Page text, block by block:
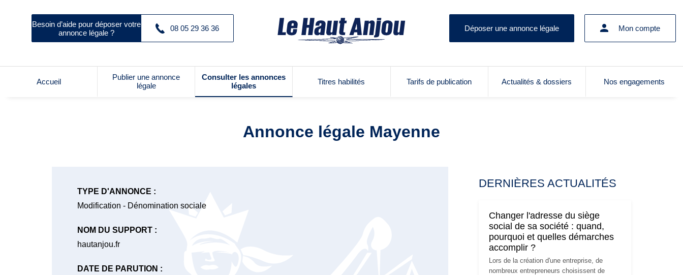
Besoin d’aide pour déposer votre
annonce légale ?
08 05 29 36 36 Déposer une annonce légale Mon compte
Accueil
Publier une annonce
légale
Consulter les annonces
légales
Titres habilités Tarifs de publication Actualités & dossiers Nos engagements
Annonce légale Mayenne
TYPE D'ANNONCE :
Modification - Dénomination sociale
NOM DU SUPPORT :
hautanjou.fr
DATE DE PARUTION :
DERNIÈRES ACTUALITÉS
Changer l'adresse du siège
social de sa société : quand,
pourquoi et quelles démarches
accomplir ?
Lors de la création d'une entreprise, de
nombreux entrepreneurs choisissent de